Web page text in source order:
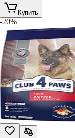
Купить
-20%